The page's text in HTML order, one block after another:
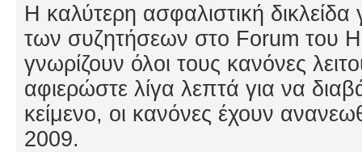
H καλύτερη ασφαλιστική
των συζητήσεων στο Forum του
γνωρίζουν όλοι τους κανόνες
αφιερώστε λίγα λεπτά για να
κείμενο, οι κανόνες έχουν
2009.